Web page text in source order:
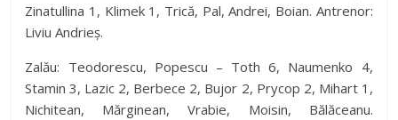
Zinatullina 1, Klimek 1, Trică, Pal, Andrei, Boian. Antrenor:
Liviu Andrieș.
Zalău: Teodorescu, Popescu – Toth 6, Naumenko 4,
Stamin 3, Lazic 2, Berbece 2, Bujor 2, Prycop 2, Mihart 1,
Nichitean, Mărginean, Vrabie, Moisin, Bălăceanu.